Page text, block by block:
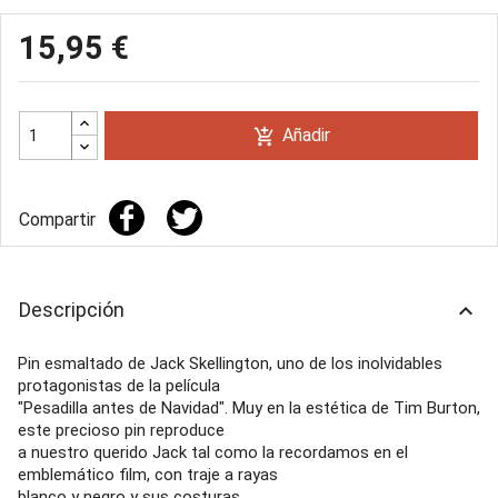
15,95 €
add_shopping_cart Añadir
Compartir
Descripción keyboard_arrow_up
Pin esmaltado de Jack Skellington, uno de los inolvidables
protagonistas de la película
"Pesadilla antes de Navidad". Muy en la estética de Tim Burton,
este precioso pin reproduce
a nuestro querido Jack tal como la recordamos en el
emblemático film, con traje a rayas